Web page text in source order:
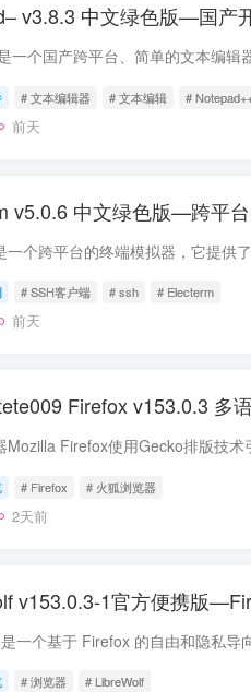
v3.8.3 中文绿色版—国产
# 文本编辑器 # 文本编辑 #
前天
v5.0.6 中文绿色版—跨平
# SSH客户端 # ssh # Electerm
前天
Firefox v153.0.3 多
Mozilla Firefox使用Gecko排版技术
# Firefox # 火狐浏览器
2天前
v153.0.3-1官方便携版
# 浏览器 # LibreWolf